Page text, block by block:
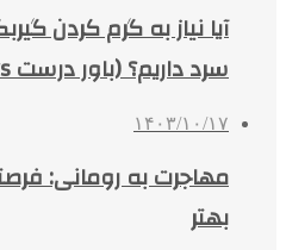
آیا نیاز به گرم کردن
سرد داریم؟ (باور درست vs غلط)
۱۴۰۳/۱۰/۱۷
مهاجرت به رومانی:
بهتر